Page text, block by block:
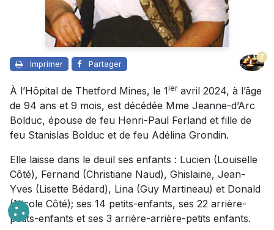
Imprimer Partager
7
À l’Hôpital de Thetford Mines, le 1ieravril 2024, à l’âge
de 94 ans et 9 mois, est décédée Mme Jeanne-d’Arc
Bolduc, épouse de feu Henri-Paul Ferland et fille de
feu Stanislas Bolduc et de feu Adélina Grondin.
Elle laisse dans le deuil ses enfants : Lucien (Louiselle
Côté), Fernand (Christiane Naud), Ghislaine, Jean-
Yves (Lisette Bédard), Lina (Guy Martineau) et Donald
(Nicole Côté); ses 14 petits-enfants, ses 22 arrière-
petits-enfants et ses 3 arrière-arrière-petits enfants.